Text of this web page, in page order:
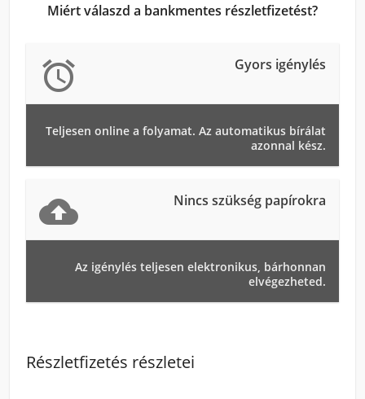
Miért válaszd a bankmentes részletfizetést?
 Gyors igénylés
Teljesen online a folyamat. Az automatikus bírálat
azonnal kész.
 Nincs szükség papírokra
Az igénylés teljesen elektronikus, bárhonnan
elvégezheted.
Részletfizetés részletei